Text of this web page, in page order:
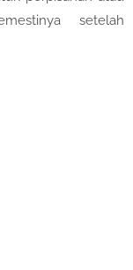
setelah